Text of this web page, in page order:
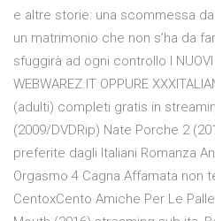
e altre storie: una scommessa
un matrimonio che non s’ha da
sfuggirà ad ogni controllo I NUOVI
WEBWAREZ.IT OPPURE
(adulti) completi gratis in
(2009/DVDRip) Nate Porche 2
preferite dagli Italiani Romanza
Orgasmo 4 Cagna Affamata non
CentoxCento Amiche Per Le